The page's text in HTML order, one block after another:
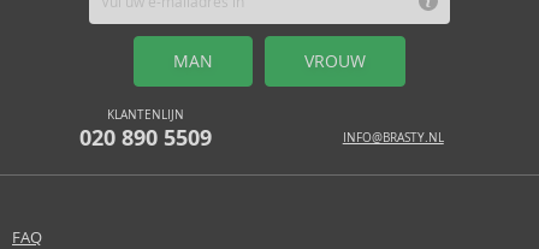
MAN VROUW
KLANTENLIJN
020 890 5509 INFO@BRASTY.NL
FAQ